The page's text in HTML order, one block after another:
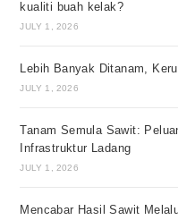
kualiti buah kelak?
JULY 1, 2026
Lebih Banyak Ditanam,
JULY 1, 2026
Tanam Semula Sawit:
Infrastruktur Ladang
JULY 1, 2026
Mencabar Hasil Sawit